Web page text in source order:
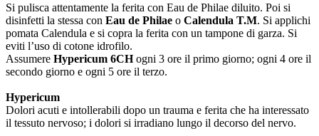
Si pulisca attentamente la ferita con Eau de Philae diluito. Poi si
disinfetti la stessa con Eau de Philae o Calendula T.M. Si applichi
pomata Calendula e si copra la ferita con un tampone di garza. Si
eviti l’uso di cotone idrofilo.
Assumere Hypericum 6CHogni 3 ore il primo giorno; ogni 4 ore il
secondo giorno e ogni 5 ore il terzo.
Hypericum
Dolori acuti e intollerabili dopo un trauma e ferita che ha interessato
il tessuto nervoso; i dolori si irradiano lungo il decorso del nervo.